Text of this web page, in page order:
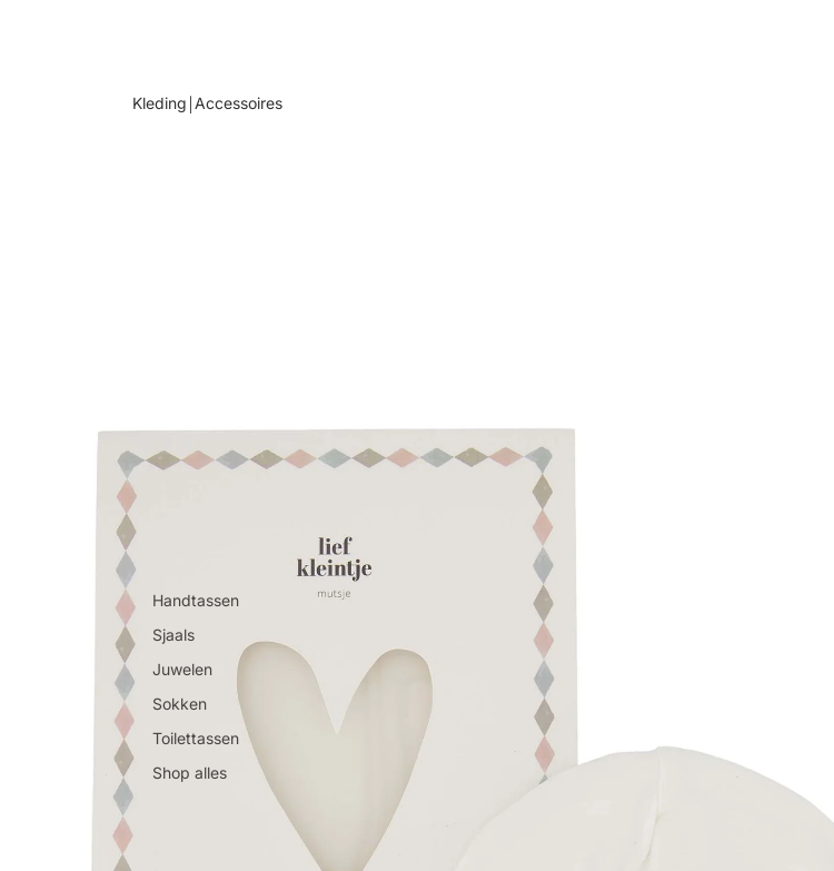
Kleding￨Accessoires
Handtassen
Sjaals
Juwelen
Sokken
Toilettassen
Shop alles